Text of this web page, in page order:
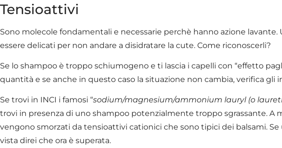
Tensioattivi
Sono molecole fondamentali e necessarie perchè hanno azione lavante.
essere delicati per non andare a disidratare la cute. Come riconoscerli?
Se lo shampoo è troppo schiumogeno e ti lascia i capelli con “effetto
quantità e se anche in questo caso la situazione non cambia, verifica gli
Se trovi in INCI i famosi “sodium/magnesium/ammonium lauryl (o
trovi in presenza di uno shampoo potenzialmente troppo sgrassante. A
vengono smorzati da tensioattivi cationici che sono tipici dei balsami.
vista direi che ora è superata.